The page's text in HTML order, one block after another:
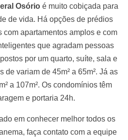
Osório é muito cobiçada para
de vida. Há opções de prédios
com apartamentos amplos e com
que agradam pessoas
por um quarto, suíte, sala e
de variam de 45m² a 65m². Já as
a 107m². Os condomínios têm
e portaria 24h.
em conhecer melhor todos os
faça contato com a equipe